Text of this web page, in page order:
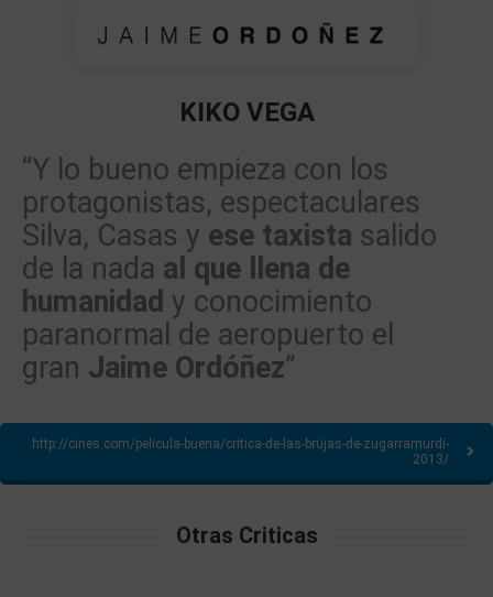
KIKO VEGA
“Y lo bueno empieza con los
protagonistas, espectaculares
Silva, Casas y ese taxista salido
de la nada al que llena de
humanidad y conocimiento
paranormal de aeropuerto el
gran Jaime Ordóñez”
http://cines.com/pelicula-buena/critica-de-las-brujas-de-zugarramurdi-
2013/
Otras Criticas